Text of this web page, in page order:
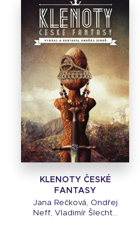
KLENOTY ČESKÉ
FANTASY
Jana Rečková, Ondřej
Neff, Vladimír Šlecht...